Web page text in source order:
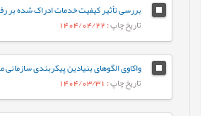
تاریخ چاپ: 1404/04/22
تاریخ چاپ: 1404/03/31